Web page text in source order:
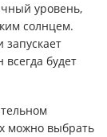
уровень,
солнцем.
всегда будет
можно выбрать